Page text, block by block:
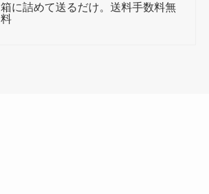
箱に詰めて送るだけ。送料手数料無
料